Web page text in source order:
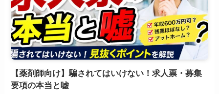
【薬剤師向け】騙されてはいけない！求人票・募集
要項の本当と嘘